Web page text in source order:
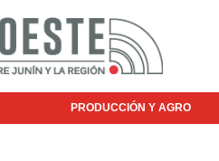
PRODUCCIÓN Y AGRO